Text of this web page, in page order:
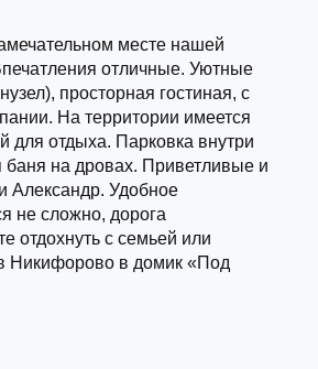
месте нашей
отличные. Уютные
просторная гостиная, с
На территории имеется
для отдыха. Парковка внутри
баня на дровах. Приветливые и
Александр. Удобное
не сложно, дорога
отдохнуть с семьей или
Никифорово в домик «Под